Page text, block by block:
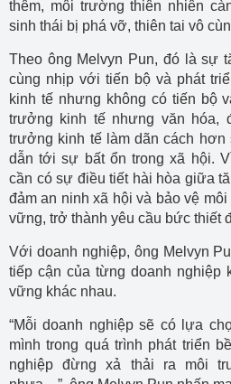
thêm, môi trường thiên nhiên
sinh thái bị phá vỡ, thiên tai vô
Theo ông Melvyn Pun, đó là sự
cùng nhịp với tiến bộ và phát
kinh tế nhưng không có tiến bộ
trưởng kinh tế nhưng văn hóa,
trưởng kinh tế làm dãn cách hơn
dẫn tới sự bất ổn trong xã hội.
cần có sự điều tiết hài hòa giữa
đảm an ninh xã hội và bảo vệ
vững, trở thành yêu cầu bức thiết
Với doanh nghiệp, ông Melvyn
tiếp cận của từng doanh nghiệp
vững khác nhau.
“Mỗi doanh nghiệp sẽ có lựa
mình trong quá trình phát triển
nghiệp đừng xả thải ra môi